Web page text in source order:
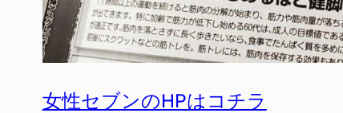
女性セブンのHPはコチラ